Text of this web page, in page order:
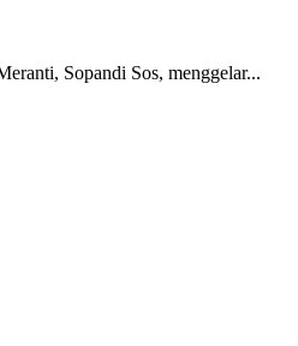
Sopandi Sos, menggelar...